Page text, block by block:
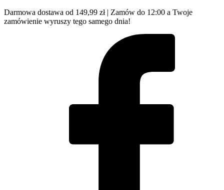
Darmowa dostawa od 149,99 zł | Zamów do 12:00 a Twoje
zamówienie wyruszy tego samego dnia!